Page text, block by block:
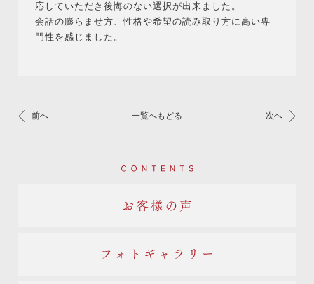
応していただき後悔のない選択が出来ました。
会話の膨らませ方、性格や希望の読み取り方に高い専
門性を感じました。
前へ 一覧へもどる 次へ
Contents
お客様の声
フォトギャラリー